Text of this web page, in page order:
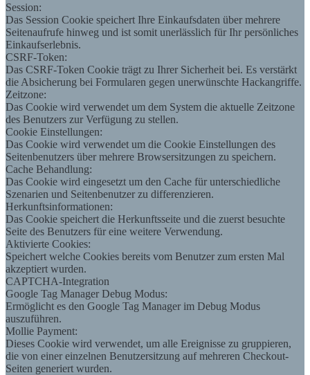
Session:
Das Session Cookie speichert Ihre Einkaufsdaten über mehrere
Seitenaufrufe hinweg und ist somit unerlässlich für Ihr persönliches
Einkaufserlebnis.
CSRF-Token:
Das CSRF-Token Cookie trägt zu Ihrer Sicherheit bei. Es verstärkt
die Absicherung bei Formularen gegen unerwünschte Hackangriffe.
Zeitzone:
Das Cookie wird verwendet um dem System die aktuelle Zeitzone
des Benutzers zur Verfügung zu stellen.
Cookie Einstellungen:
Das Cookie wird verwendet um die Cookie Einstellungen des
Seitenbenutzers über mehrere Browsersitzungen zu speichern.
Cache Behandlung:
Das Cookie wird eingesetzt um den Cache für unterschiedliche
Szenarien und Seitenbenutzer zu differenzieren.
Herkunftsinformationen:
Das Cookie speichert die Herkunftsseite und die zuerst besuchte
Seite des Benutzers für eine weitere Verwendung.
Aktivierte Cookies:
Speichert welche Cookies bereits vom Benutzer zum ersten Mal
akzeptiert wurden.
CAPTCHA-Integration
Google Tag Manager Debug Modus:
Ermöglicht es den Google Tag Manager im Debug Modus
auszuführen.
Mollie Payment:
Dieses Cookie wird verwendet, um alle Ereignisse zu gruppieren,
die von einer einzelnen Benutzersitzung auf mehreren Checkout-
Seiten generiert wurden.